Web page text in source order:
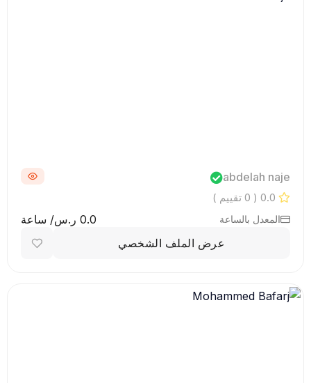
abdelah naje
0.0 ( 0 تقييم )
المعدل بالساعة
0.0 ر.س/ ساعة
عرض الملف الشخصي